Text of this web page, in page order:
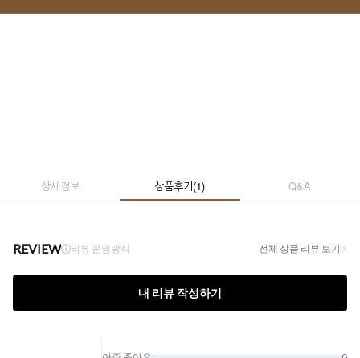
상세정보 상품후기(1) Q&A